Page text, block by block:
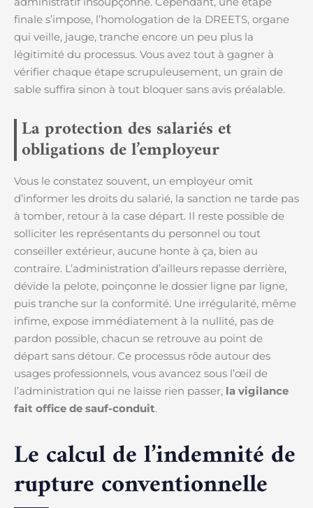
finale s’impose, l’homologation de la DREETS, organe
qui veille, jauge, tranche encore un peu plus la
légitimité du processus. Vous avez tout à gagner à
vérifier chaque étape scrupuleusement, un grain de
sable suffira sinon à tout bloquer sans avis préalable.
La protection des salariés et
obligations de l’employeur
Vous le constatez souvent, un employeur omit
d’informer les droits du salarié, la sanction ne tarde pas
à tomber, retour à la case départ. Il reste possible de
solliciter les représentants du personnel ou tout
conseiller extérieur, aucune honte à ça, bien au
contraire. L’administration d’ailleurs repasse derrière,
dévide la pelote, poinçonne le dossier ligne par ligne,
puis tranche sur la conformité. Une irrégularité, même
infime, expose immédiatement à la nullité, pas de
pardon possible, chacun se retrouve au point de
départ sans détour. Ce processus rôde autour des
usages professionnels, vous avancez sous l’œil de
l’administration qui ne laisse rien passer, la vigilance
fait office de sauf-conduit.
Le calcul de l’indemnité de
rupture conventionnelle